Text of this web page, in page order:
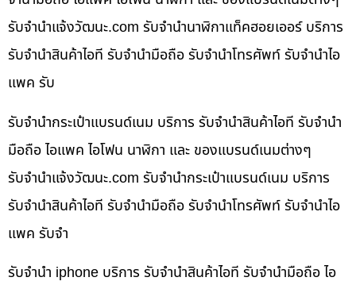
รับจํานําแจ้งวัฒนะ.com รับจำนำนาฬิกาแท็คฮอยเออร์ บริการ
รับจำนำสินค้าไอที รับจำนำมือถือ รับจำนำโทรศัพท์ รับจำนำไอ
แพค รับ
รับจำนำกระเป๋าแบรนด์เนม บริการ รับจำนำสินค้าไอที รับจำนำ
มือถือ ไอแพค ไอโฟน นาฬิกา และ ของแบรนด์เนมต่างๆ
รับจํานําแจ้งวัฒนะ.com รับจำนำกระเป๋าแบรนด์เนม บริการ
รับจำนำสินค้าไอที รับจำนำมือถือ รับจำนำโทรศัพท์ รับจำนำไอ
แพค รับจำ
รับจำนำ iphone บริการ รับจำนำสินค้าไอที รับจำนำมือถือ ไอ